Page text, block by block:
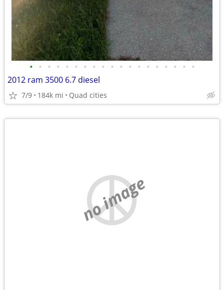
• • • • • • • • • • • • • • • • • • •
2012 ram 3500 6.7 diesel
7/9 184k mi Quad cities
no image